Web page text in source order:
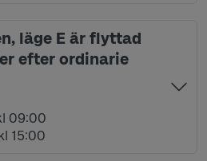
läge E är flyttad
efter ordinarie
kl 09:00
09:00
kl 15:00
15:00